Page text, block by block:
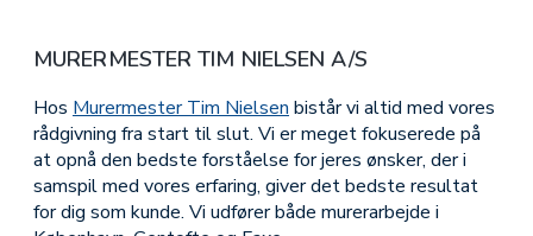
MURERMESTER TIM NIELSEN A/S
Hos Murermester Tim Nielsenbistår vi altid med vores
rådgivning fra start til slut. Vi er meget fokuserede på
at opnå den bedste forståelse for jeres ønsker, der i
samspil med vores erfaring, giver det bedste resultat
for dig som kunde. Vi udfører både murerarbejde i